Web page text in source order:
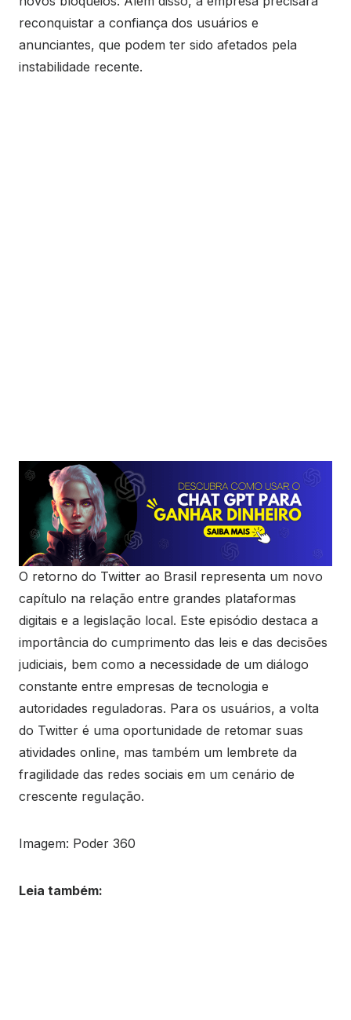
reconquistar a confiança dos usuários e
anunciantes, que podem ter sido afetados pela
instabilidade recente.
O retorno do Twitter ao Brasil representa um novo
capítulo na relação entre grandes plataformas
digitais e a legislação local. Este episódio destaca a
importância do cumprimento das leis e das decisões
judiciais, bem como a necessidade de um diálogo
constante entre empresas de tecnologia e
autoridades reguladoras. Para os usuários, a volta
do Twitter é uma oportunidade de retomar suas
atividades online, mas também um lembrete da
fragilidade das redes sociais em um cenário de
crescente regulação.
Imagem: Poder 360
Leia também: